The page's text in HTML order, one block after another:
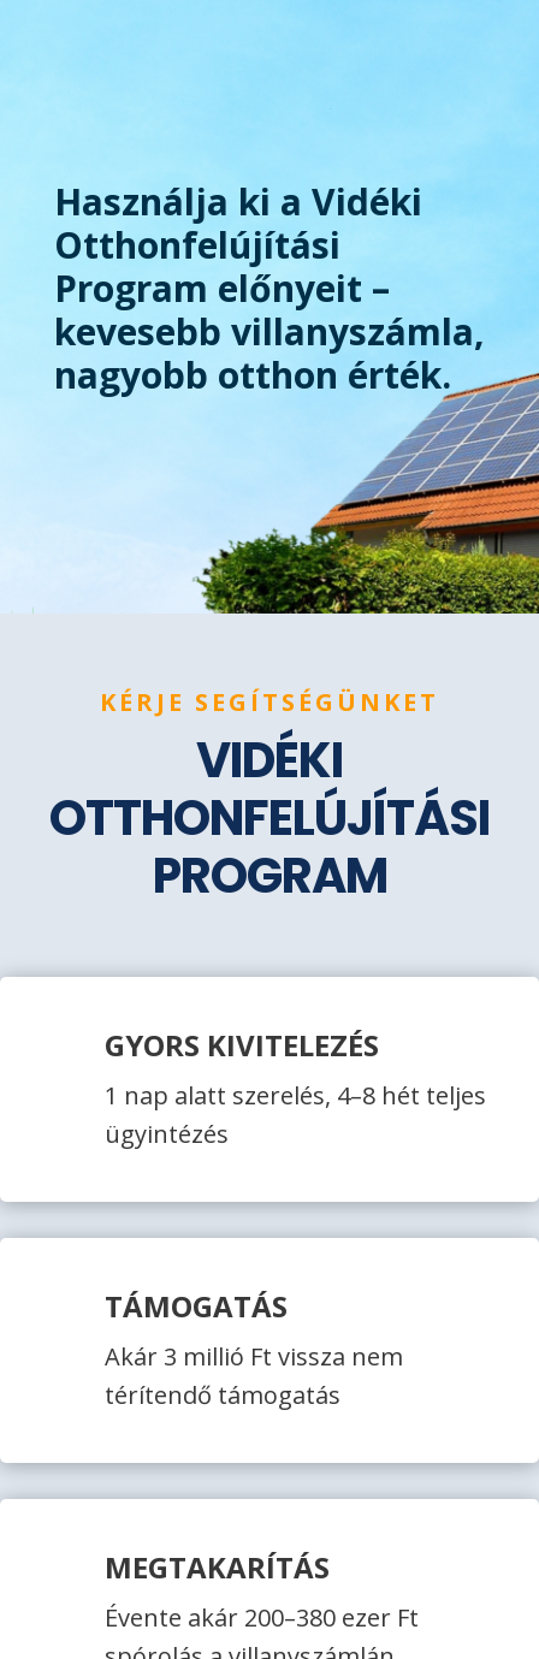
Használja ki a Vidéki
Otthonfelújítási
Program előnyeit –
kevesebb villanyszámla,
nagyobb otthon érték.
KÉRJE SEGÍTSÉGÜNKET
VIDÉKI
OTTHONFELÚJÍTÁSI
PROGRAM
GYORS KIVITELEZÉS
1 nap alatt szerelés, 4–8 hét teljes
ügyintézés
TÁMOGATÁS
Akár 3 millió Ft vissza nem
térítendő támogatás
MEGTAKARÍTÁS
Évente akár 200–380 ezer Ft